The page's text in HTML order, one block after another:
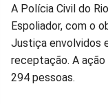
A Polícia Civil do
Espoliador, com o
Justiça envolvidos
receptação. A
294 pessoas.